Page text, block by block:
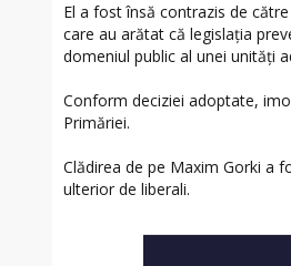
El a fost însă contrazis de
care au arătat că legislația
domeniul public al unei unități
Conform deciziei adoptate,
Primăriei.
Clădirea de pe Maxim Gorki a
ulterior de liberali.